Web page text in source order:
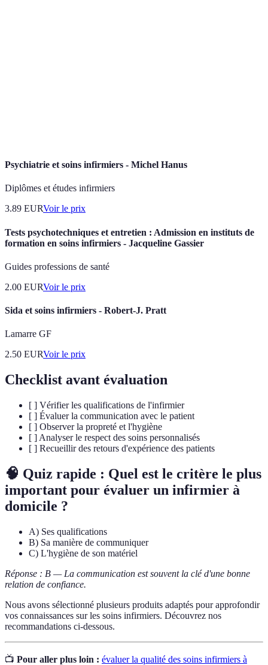
Psychiatrie et soins infirmiers - Michel Hanus
Diplômes et études infirmiers
3.89 EURVoir le prix
Tests psychotechniques et entretien : Admission en instituts de
formation en soins infirmiers - Jacqueline Gassier
Guides professions de santé
2.00 EURVoir le prix
Sida et soins infirmiers - Robert-J. Pratt
Lamarre GF
2.50 EURVoir le prix
Checklist avant évaluation
[ ] Vérifier les qualifications de l'infirmier
[ ] Évaluer la communication avec le patient
[ ] Observer la propreté et l'hygiène
[ ] Analyser le respect des soins personnalisés
[ ] Recueillir des retours d'expérience des patients
🧠 Quiz rapide : Quel est le critère le plus
important pour évaluer un infirmier à
domicile ?
A) Ses qualifications
B) Sa manière de communiquer
C) L'hygiène de son matériel
Réponse : B — La communication est souvent la clé d'une bonne
relation de confiance.
Nous avons sélectionné plusieurs produits adaptés pour approfondir
vos connaissances sur les soins infirmiers. Découvrez nos
recommandations ci-dessous.
📺 Pour aller plus loin : évaluer la qualité des soins infirmiers à